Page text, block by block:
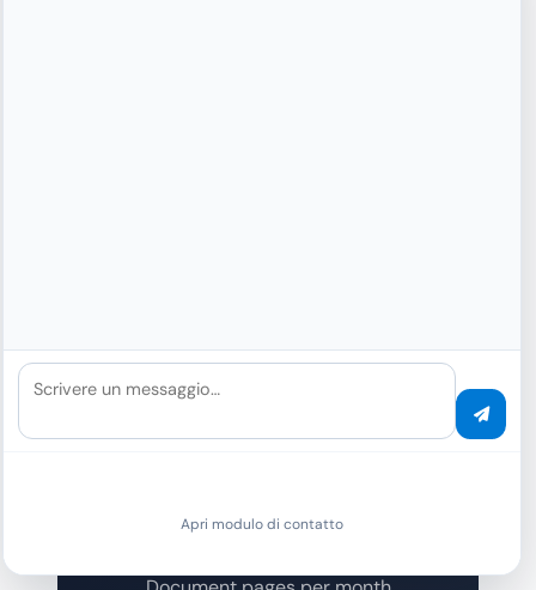
BASELINE
1 000 000
000
Scrivere un messaggio…
Apri modulo di contatto